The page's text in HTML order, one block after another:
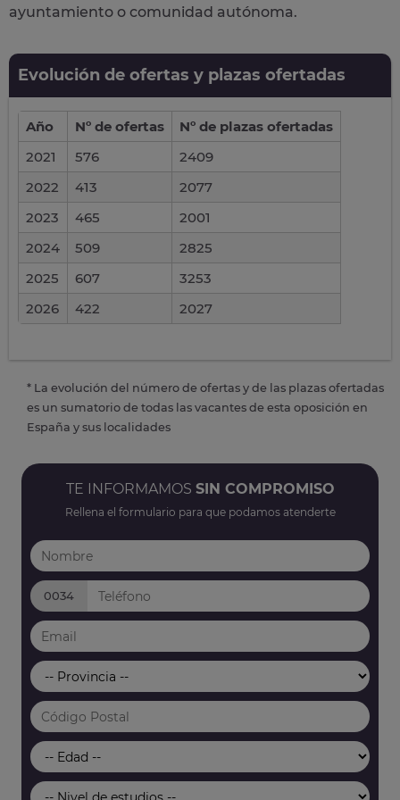
ayuntamiento o comunidad autónoma.
Evolución de ofertas y plazas ofertadas
Año Nº de ofertas
Nº de plazas ofertadas
2021
576
2409
2022
413
2077
2023
465
2001
2024
509
2825
2025
607
3253
2026
422 2027
* La evolución del número de ofertas y de las plazas ofertadas
es un sumatorio de todas las vacantes de esta oposición en
España y sus localidades
TE INFORMAMOS SIN COMPROMISO
Rellena el formulario para que podamos atenderte
0034